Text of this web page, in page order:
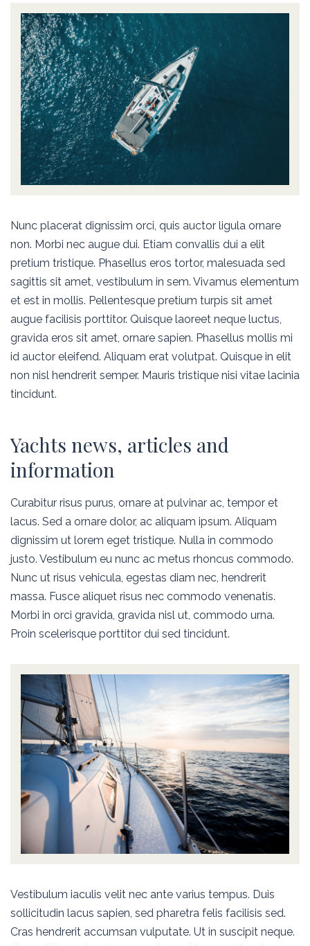
Nunc placerat dignissim orci, quis auctor ligula ornare
non. Morbi nec augue dui. Etiam convallis dui a elit
pretium tristique. Phasellus eros tortor, malesuada sed
sagittis sit amet, vestibulum in sem. Vivamus elementum
et est in mollis. Pellentesque pretium turpis sit amet
augue facilisis porttitor. Quisque laoreet neque luctus,
gravida eros sit amet, ornare sapien. Phasellus mollis mi
id auctor eleifend. Aliquam erat volutpat. Quisque in elit
non nisl hendrerit semper. Mauris tristique nisi vitae lacinia
tincidunt.
Yachts news, articles and
information
Curabitur risus purus, ornare at pulvinar ac, tempor et
lacus. Sed a ornare dolor, ac aliquam ipsum. Aliquam
dignissim ut lorem eget tristique. Nulla in commodo
justo. Vestibulum eu nunc ac metus rhoncus commodo.
Nunc ut risus vehicula, egestas diam nec, hendrerit
massa. Fusce aliquet risus nec commodo venenatis.
Morbi in orci gravida, gravida nisl ut, commodo urna.
Proin scelerisque porttitor dui sed tincidunt.
Vestibulum iaculis velit nec ante varius tempus. Duis
sollicitudin lacus sapien, sed pharetra felis facilisis sed.
Cras hendrerit accumsan vulputate. Ut in suscipit neque.